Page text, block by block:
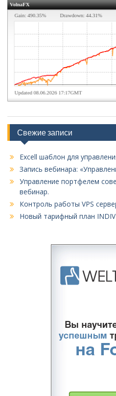
Свежие записи
Excell шаблон для
Запись вебинара:
Управление портфелем
вебинар.
Контроль работы VPS
Новый тарифный план